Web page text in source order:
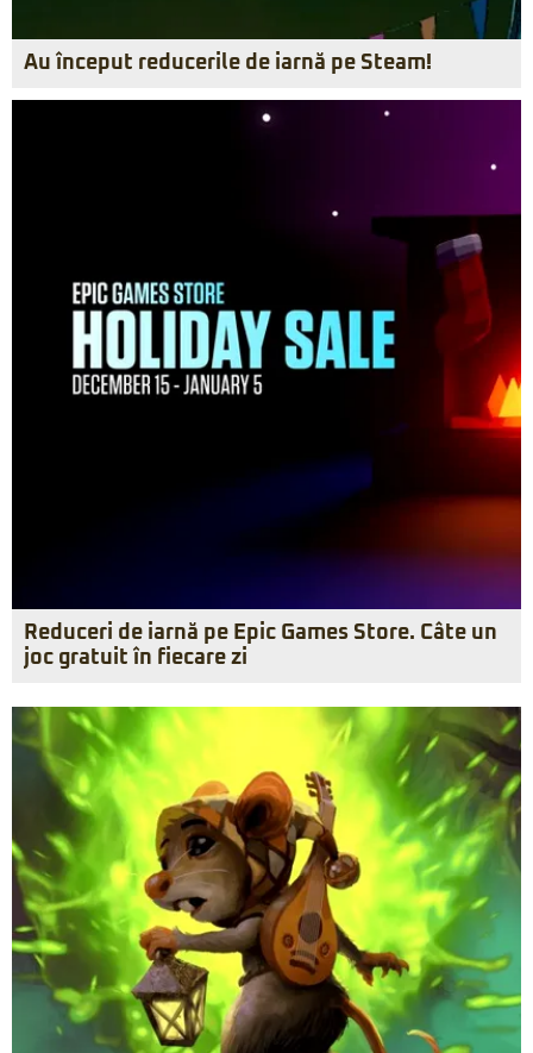
Au început reducerile de iarnă pe Steam!
Reduceri de iarnă pe Epic Games Store. Câte un
joc gratuit în fiecare zi